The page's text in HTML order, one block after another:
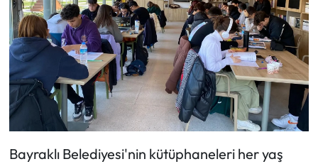
Bayraklı Belediyesi'nin kütüphaneleri her yaş